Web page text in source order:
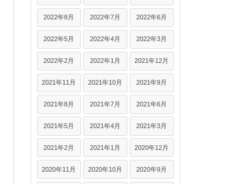
2022年8月 2022年7月 2022年6月
2022年5月 2022年4月 2022年3月
2022年2月 2022年1月 2021年12月
2021年11月 2021年10月 2021年9月
2021年8月 2021年7月 2021年6月
2021年5月 2021年4月 2021年3月
2021年2月 2021年1月 2020年12月
2020年11月 2020年10月 2020年9月